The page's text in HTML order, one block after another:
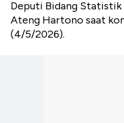
Deputi Bidang Statistik
Ateng Hartono saat
(4/5/2026).